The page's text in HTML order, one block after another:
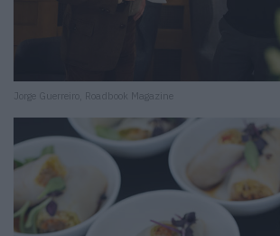
Jorge Guerreiro, Roadbook Magazine